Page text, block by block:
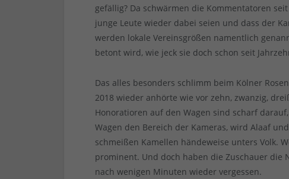
gefällig? Da schwärmen die Kommentatoren
junge Leute wieder dabei seien und dass der
werden lokale Vereinsgrößen namentlich
betont wird, wie jeck sie doch schon seit
Das alles besonders schlimm beim Kölner
2018 wieder anhörte wie vor zehn, zwanzig,
Honoratioren auf den Wagen sind scharf
Wagen den Bereich der Kameras, wird Alaaf
schmeißen Kamellen händeweise unters Volk.
prominent. Und doch haben die Zuschauer die
nach wenigen Minuten wieder vergessen.